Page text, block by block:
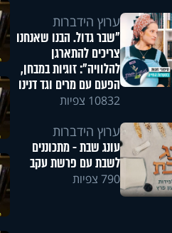
ערוץ הידברות
"שבר גדול. הבנו שאנחנו
צריכים להתארגן
להלוויה": זוגיות במבחן,
הפעם עם מרים וגד דנינו
10832 צפיות
ערוץ הידברות
עונג שבת - מתכוננים
לשבת עם פרשת עקב
790 צפיות